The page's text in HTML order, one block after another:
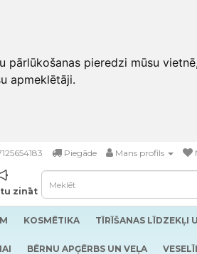
pieredzi mūsu
apmeklētāji.
Piegāde Mans profils
zināt
KOSMĒTIKA TĪRĪŠANAS LĪDZEKĻI
BĒRNU APĢĒRBS UN VEĻA